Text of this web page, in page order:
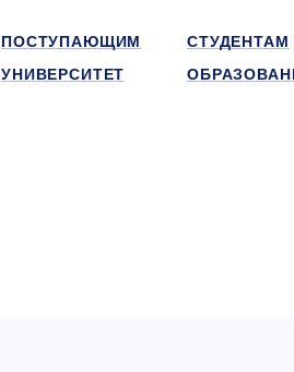
ПОСТУПАЮЩИМ
СТУДЕНТАМ
УНИВЕРСИТЕТ